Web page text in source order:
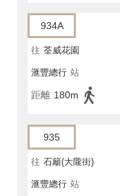
934A
往 荃威花園
滙豐總行 站
距離 180m
935
往 石籬(大隴街)
滙豐總行 站